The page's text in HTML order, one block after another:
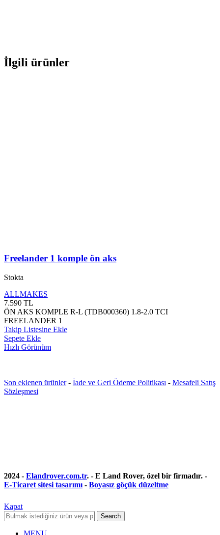
İlgili ürünler
Freelander 1 komple ön aks
Stokta
ALLMAKES
7.590 TL
ÖN AKS KOMPLE R-L (TDB000360) 1.8-2.0 TCI
FREELANDER 1
Takip Listesine Ekle
Sepete Ekle
Hızlı Görünüm
Son eklenen ürünler- İade ve Geri Ödeme Politikası - Mesafeli Satış
Sözleşmesi
2024 - Elandrover.com.tr. - E Land Rover, özel bir firmadır. -
E-Ticaret sitesi tasarımı - Boyasız göçük düzeltme
Kapat
Search
MENU